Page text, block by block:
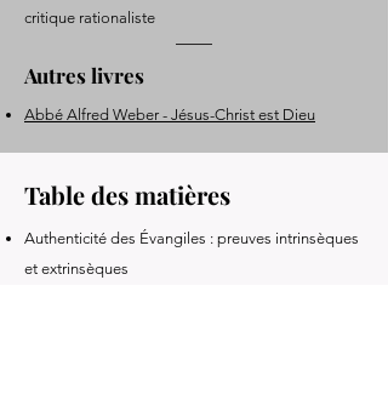
critique rationaliste
Autres livres
Abbé Alfred Weber - Jésus-Christ est Dieu
Table des matières
Authenticité des Évangiles : preuves intrinsèques
et extrinsèques